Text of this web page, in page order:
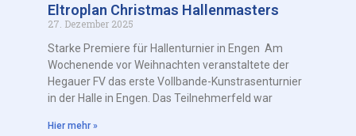
Eltroplan Christmas Hallenmasters
27. Dezember 2025
Starke Premiere für Hallenturnier in Engen Am
Wochenende vor Weihnachten veranstaltete der
Hegauer FV das erste Vollbande-Kunstrasenturnier
in der Halle in Engen. Das Teilnehmerfeld war
Hier mehr »